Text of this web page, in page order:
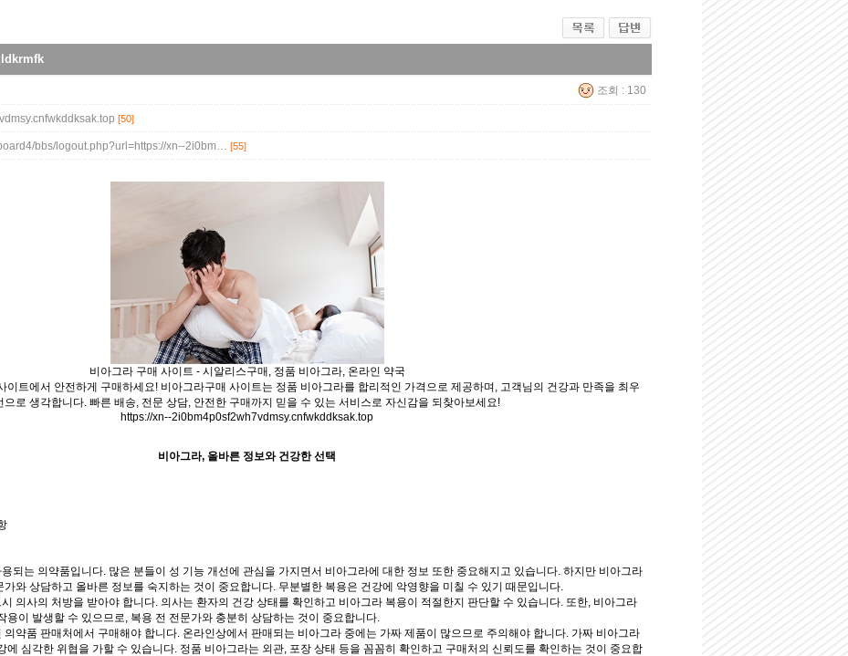
조회 : 130
[50]
bbs/logout.php?url=https://xn--2i0bm… [55]
비아그라 구매 사이트 - 시알리스구매, 정품 비아그라, 온라인 약국
이트에서 안전하게 구매하세요! 비아그라구매 사이트는 정품 비아그라를 합리적인 가격으로 제공하며, 고객님의 건강과 만족을 최우
으로 생각합니다. 빠른 배송, 전문 상담, 안전한 구매까지 믿을 수 있는 서비스로 자신감을 되찾아보세요!
https://xn--2i0bm4p0sf2wh7vdmsy.cnfwkddksak.top
비아그라, 올바른 정보와 건강한 선택
되는 의약품입니다. 많은 분들이 성 기능 개선에 관심을 가지면서 비아그라에 대한 정보 또한 중요해지고 있습니다. 하지만 비아그라
와 상담하고 올바른 정보를 숙지하는 것이 중요합니다. 무분별한 복용은 건강에 악영향을 미칠 수 있기 때문입니다.
의사의 처방을 받아야 합니다. 의사는 환자의 건강 상태를 확인하고 비아그라 복용이 적절한지 판단할 수 있습니다. 또한, 비아그라
용이 발생할 수 있으므로, 복용 전 전문가와 충분히 상담하는 것이 중요합니다.
약품 판매처에서 구매해야 합니다. 온라인상에서 판매되는 비아그라 중에는 가짜 제품이 많으므로 주의해야 합니다. 가짜 비아그라
에 심각한 위협을 가할 수 있습니다. 정품 비아그라는 외관, 포장 상태 등을 꼼꼼히 확인하고 구매처의 신뢰도를 확인하는 것이 중요합